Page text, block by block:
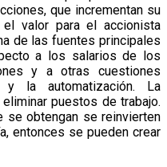
que incrementan su
valor para el accionista
de las fuentes principales
a los salarios de los
y a otras cuestiones
la automatización. La
puestos de trabajo.
se obtengan se reinvierten
entonces se pueden crear